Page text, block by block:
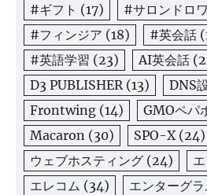
#ギフト (17) #サロンドロ
#フィンジア (18) #英会話
#英語学習 (23) AI英会話
D3 PUBLISHER(13) DNS
Frontwing (14) GMOペパ
Macaron (30) SPO-X(24)
ウェブホスティング (24)
エレコム (34) エンターグラ